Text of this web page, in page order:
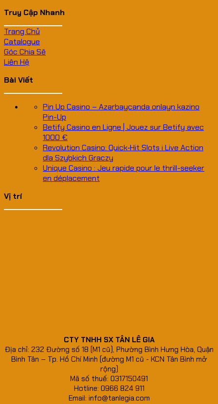
Truy Cập Nhanh
Trang Chủ
Catalogue
Góc Chia Sẽ
Liên Hệ
Bài Viết
Pin Up Casino – Azərbaycanda onlayn kazino
Pin-Up
Betify Casino en Ligne | Jouez sur Betify avec
1000 €
Revolution Casino: Quick‑Hit Slots i Live Action
dla Szybkich Graczy
Unique Casino : Jeu rapide pour le thrill-seeker
en déplacement
Vị trí
CTY TNHH SX TÂN LÊ GIA
Địa chỉ: 232 Đường số 18 (M1 cũ), Phường Bình Hưng Hòa, Quận
Bình Tân – Tp. Hồ Chí Minh (đường M1 cũ - KCN Tân Bình mở
rộng)
Mã số thuế: 0317150491
Hotline: 0966 824 911
Email: info@tanlegia.com